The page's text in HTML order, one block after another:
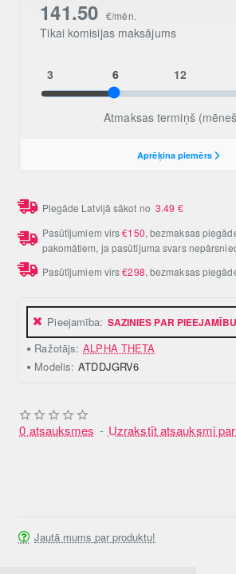
Pieejamība: SAZINIES PAR PIEEJAMĪBU
Ražotājs: ALPHA THETA
Modelis: ATDDJGRV6
0 atsauksmes - Uzrakstīt atsauksmi
Piegāde Latvijā sākot no3.49 €
Pasūtījumiem virs€150, bezmaksas
pakomātiem, ja pasūtījuma svars
Pasūtījumiem virs€298, bezmaksas
Jautā mums par produktu!